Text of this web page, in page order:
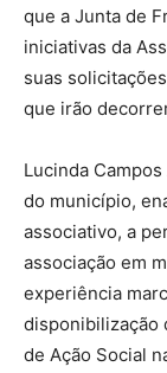
que a Junta de
iniciativas da
suas
que irão
Lucinda
do município,
associativo, a
associação em
experiência
disponibilização
de Ação Social